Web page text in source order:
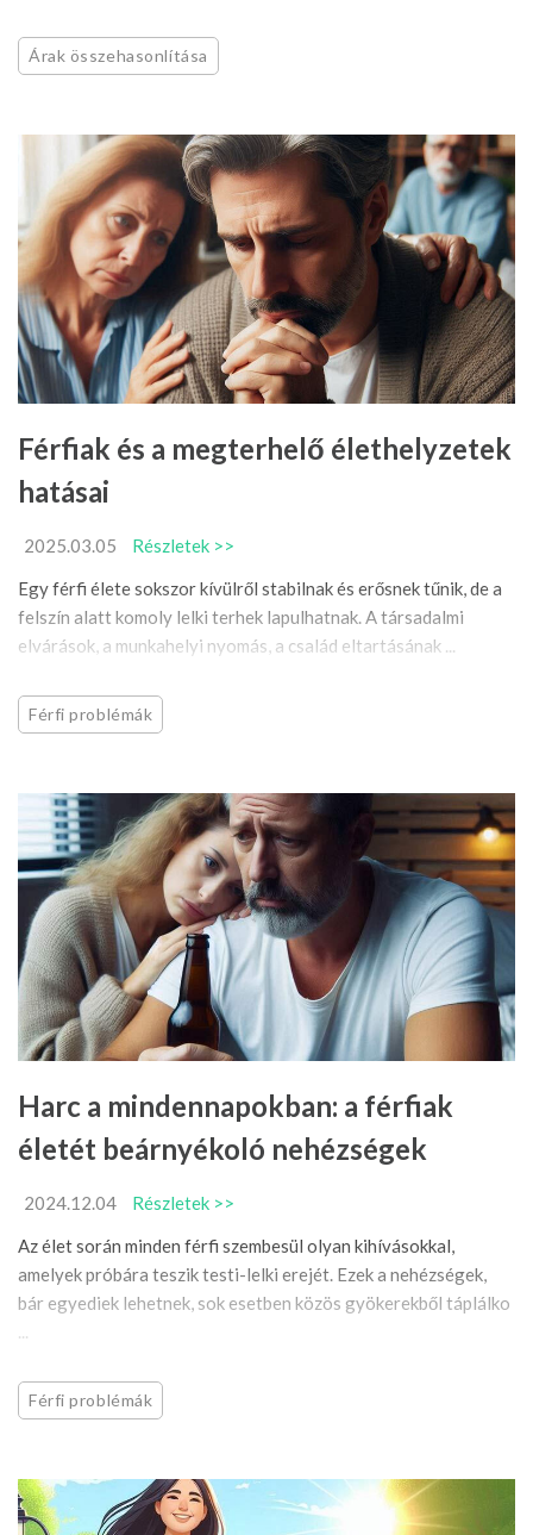
Árak összehasonlítása
Férfiak és a megterhelő élethelyzetek
hatásai
2025.03.05
Részletek >>
Egy férfi élete sokszor kívülről stabilnak és erősnek tűnik, de a
felszín alatt komoly lelki terhek lapulhatnak. A társadalmi
elvárások, a munkahelyi nyomás, a család eltartásának ...
Férfi problémák
Harc a mindennapokban: a férfiak
életét beárnyékoló nehézségek
2024.12.04
Részletek >>
Az élet során minden férfi szembesül olyan kihívásokkal,
amelyek próbára teszik testi-lelki erejét. Ezek a nehézségek,
bár egyediek lehetnek, sok esetben közös gyökerekből táplálko
...
Férfi problémák